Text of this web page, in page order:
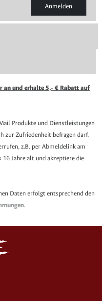
Anmelden
an und erhalte 5,- € Rabatt auf
Produkte und Dienstleistungen
zur Zufriedenheit befragen darf.
z.B. per Abmeldelink am
Jahre alt und akzeptiere die
Daten erfolgt entsprechend den
.